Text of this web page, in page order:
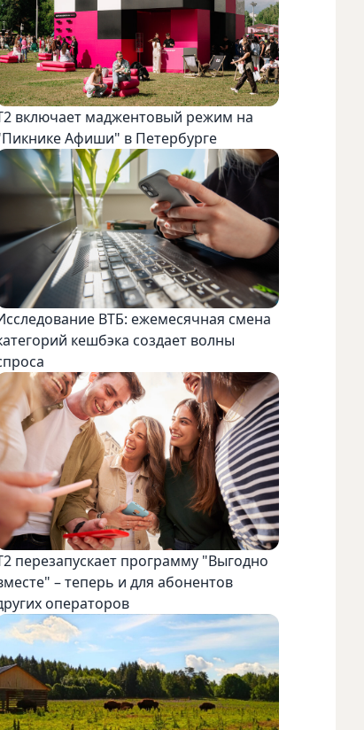
включает маджентовый режим на
Афиши" в Петербурге
ВТБ: ежемесячная смена
кешбэка создает волны
перезапускает программу "Выгодно
– теперь и для абонентов
операторов